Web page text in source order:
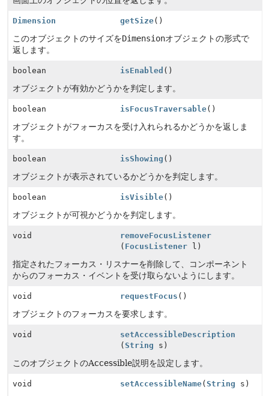
Dimension getSize()
このオブジェクトのサイズをDimensionオブジェクトの形式で
返します。
boolean isEnabled ()
オブジェクトが有効かどうかを判定します。
boolean isFocusTraversable()
オブジェクトがフォーカスを受け入れられるかどうかを返しま
す。
boolean isShowing ()
オブジェクトが表示されているかどうかを判定します。
boolean isVisible()
オブジェクトが可視かどうかを判定します。
void
removeFocusListener
( FocusListener l)
指定されたフォーカス・リスナーを削除して、コンポーネント
からのフォーカス・イベントを受け取らないようにします。
void requestFocus ()
オブジェクトのフォーカスを要求します。
void
setAccessibleDescription
(String s)
このオブジェクトのAccessible説明を設定します。
void setAccessibleName(String s)